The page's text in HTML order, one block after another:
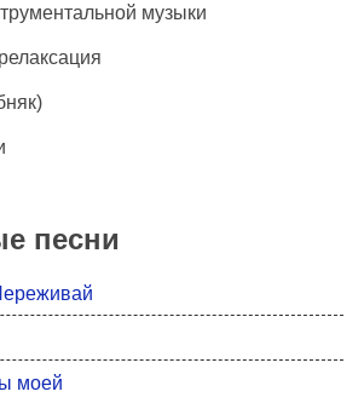
музыки
музыка
песни
моей